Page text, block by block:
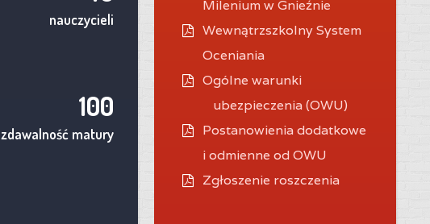
nauczycieli
100
zdawalność matury
Milenium w Gnieźnie
Wewnątrzszkolny System
Oceniania
Ogólne warunki
ubezpieczenia (OWU)
Postanowienia dodatkowe
i odmienne od OWU
Zgłoszenie roszczenia